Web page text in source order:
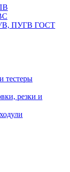
ПУГВ ГОСТ
тестеры
резки и